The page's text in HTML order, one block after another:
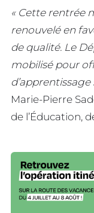
« Cette rentrée
renouvelé en
de qualité. Le
mobilisé pour
Marie-Pierre
de l’Éducation,